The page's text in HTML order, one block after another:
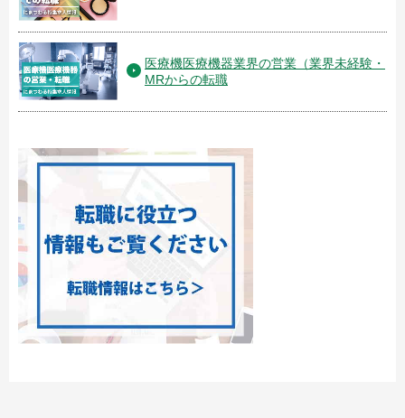
医療機医療機器業界の営業（業界未経験・
MRからの転職